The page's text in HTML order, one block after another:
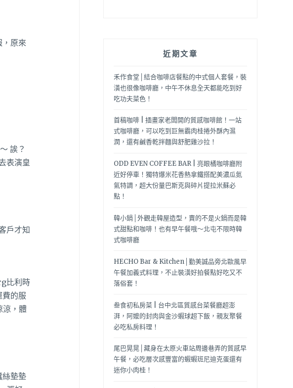
，原來
誒？
表演皇
戶才知
比利時
的服
涼，體
絲墊墊
近期文章
禾作食堂│結合咖啡店餐點的中式個人套餐，裝
潢也很像咖啡廳，中午不休息全天都能吃到好
吃功夫菜色！
首稿咖啡 | 插畫家老闆開的質感咖啡館！一站
式咖啡廳，可以吃到巨無霸肉桂捲外酥內濕
潤，還有鹹香乾拌麵與舒肥雞沙拉！
ODD EVEN COFFEE BAR | 亮眼橘咖啡廳附
近好停車！獨特爆米花香熱拿鐵搭配美濃瓜氮
氣特調，超大份量巴斯克與碎片提拉米蘇必
點！
韓小鍋│外觀走韓屋造型，賣的不是火鍋而是韓
式甜點和咖啡！也有早午餐哦～北屯不限時韓
式咖啡廳
HECHO Bar & Kitchen│勤美誠品旁北歐風早
午餐加義式料理，不止裝潢好拍餐點好吃又不
落俗套！
叁食初私房菜 | 台中北區質感台菜餐廳超澎
湃，阿嬤的封肉與金沙蝦球超下飯，親友聚餐
必吃私房料理！
尾巴晃晃│藏身在太原火車站周邊巷弄的質感早
午餐，必吃層次感豐富的蝦蝦班尼迪克蛋還有
迷你小肉桂！